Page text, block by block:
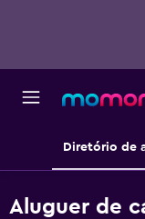
Diretório de
Aluguer de